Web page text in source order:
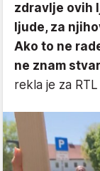
zdravlje ovih
ljude, za
Ako to ne
ne znam
rekla je za RTL